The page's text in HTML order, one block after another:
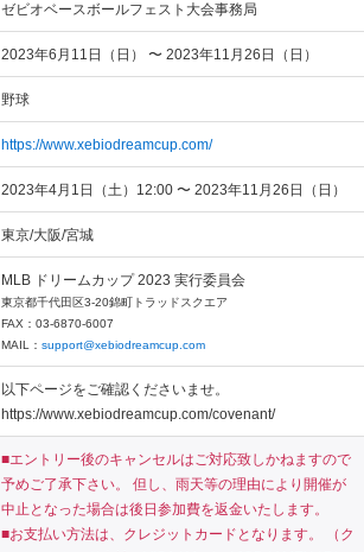
ゼビオベースボールフェスト大会事務局
2023年6月11日（日） 〜 2023年11月26日（日）
野球
https://www.xebiodreamcup.com/
2023年4月1日（土）12:00 〜 2023年11月26日（日）
東京/大阪/宮城
MLB ドリームカップ 2023 実行委員会
東京都千代田区3-20錦町トラッドスクエア
FAX：03-6870-6007
MAIL： support@xebiodreamcup.com
以下ページをご確認くださいませ。
https://www.xebiodreamcup.com/covenant/
■エントリー後のキャンセルはご対応致しかねますので
予めご了承下さい。 但し、雨天等の理由により開催が
中止となった場合は後日参加費を返金いたします。
■お支払い方法は、クレジットカードとなります。 （ク